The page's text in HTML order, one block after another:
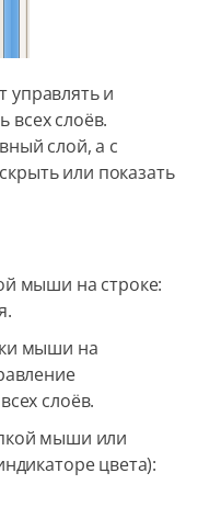
управлять и
всех слоёв.
слой, а с
или показать
мыши на строке:
мыши на
слоёв.
мыши или
цвета):